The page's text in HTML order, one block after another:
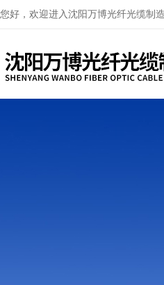
您好，欢迎进入沈阳万博光纤光缆制